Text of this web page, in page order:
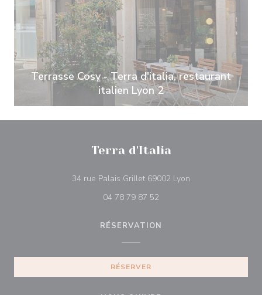
Terrasse Cosy - Terra d'italia, restaurant
italien Lyon 2
Terra d'Italia
34 rue Palais Grillet 69002 Lyon
04 78 79 87 52
RÉSERVATION
RÉSERVER